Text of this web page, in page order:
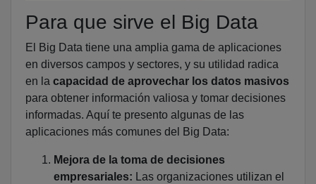
Para que sirve el Big Data
El Big Data tiene una amplia gama de aplicaciones
en diversos campos y sectores, y su utilidad radica
en la capacidad de aprovechar los datos masivos
para obtener información valiosa y tomar decisiones
informadas. Aquí te presento algunas de las
aplicaciones más comunes del Big Data:
Mejora de la toma de decisiones
empresariales: Las organizaciones utilizan el